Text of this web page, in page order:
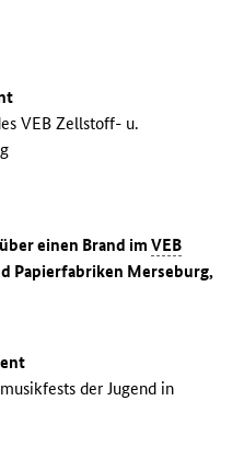
VEB Zellstoff- u.
einen Brand imVEB
Papierfabriken Merseburg,
der Jugend in